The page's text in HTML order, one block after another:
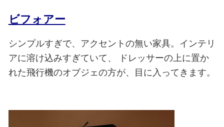
ビフォアー
シンプルすぎで、アクセントの無い家具。インテリ
アに溶け込みすぎていて、
ドレッサーの上に置か
れた飛行機のオブジェの方が、目に入ってきます。